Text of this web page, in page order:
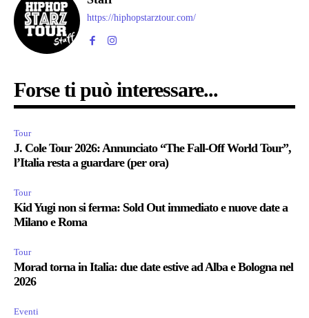
https://hiphopstarztour.com/
Forse ti può interessare...
Tour
J. Cole Tour 2026: Annunciato “The Fall-Off World Tour”,
l’Italia resta a guardare (per ora)
Tour
Kid Yugi non si ferma: Sold Out immediato e nuove date a
Milano e Roma
Tour
Morad torna in Italia: due date estive ad Alba e Bologna nel
2026
Eventi